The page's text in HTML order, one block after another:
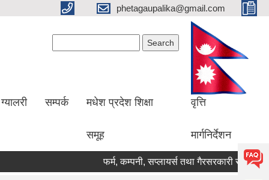
phetagaupalika@gmail.com
ग्यालरी सम्पर्क मधेश प्रदेश शिक्षा
समूह
वृत्ति
मार्गनिर्देशन
फर्म, कम्पनी, सप्लायर्स तथा गैरसरकारी संस्थाहरु